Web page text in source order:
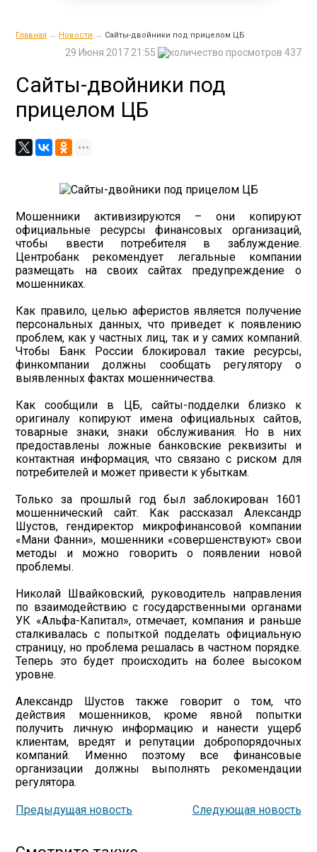
Главная → Новости → Сайты-двойники под прицелом ЦБ
437
29 Июня 2017 21:55
Сайты-двойники под
прицелом ЦБ
Мошенники активизируются – они копируют
официальные ресурсы финансовых организаций,
чтобы ввести потребителя в заблуждение.
Центробанк рекомендует легальные компании
размещать на своих сайтах предупреждение о
мошенниках.
Как правило, целью аферистов является получение
персональных данных, что приведет к появлению
проблем, как у частных лиц, так и у самих компаний.
Чтобы Банк России блокировал такие ресурсы,
финкомпании должны сообщать регулятору о
выявленных фактах мошенничества.
Как сообщили в ЦБ, сайты-подделки близко к
оригиналу копируют имена официальных сайтов,
товарные знаки, знаки обслуживания. Но в них
предоставлены ложные банковские реквизиты и
контактная информация, что связано с риском для
потребителей и может привести к убыткам.
Только за прошлый год был заблокирован 1601
мошеннический сайт. Как рассказал Александр
Шустов, гендиректор микрофинансовой компании
«Мани Фанни», мошенники «совершенствуют» свои
методы и можно говорить о появлении новой
проблемы.
Николай Швайковский, руководитель направления
по взаимодействию с государственными органами
УК «Альфа-Капитал», отмечает, компания и раньше
сталкивалась с попыткой подделать официальную
страницу, но проблема решалась в частном порядке.
Теперь это будет происходить на более высоком
уровне.
Александр Шустов также говорит о том, что
действия мошенников, кроме явной попытки
получить личную информацию и нанести ущерб
клиентам, вредят и репутации добропорядочных
компаний. Именно поэтому все финансовые
организации должны выполнять рекомендации
регулятора.
Предыдущая новость Следующая новость